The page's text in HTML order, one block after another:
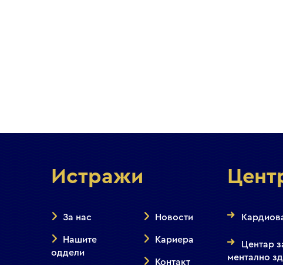
Истражи
За нас
Нашите
оддели
Новости
Кариера
Контакт
Центар
ментално